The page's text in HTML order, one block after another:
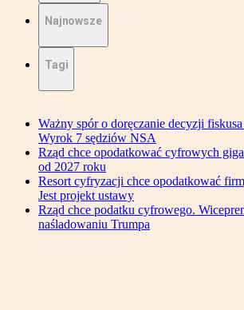
Najnowsze
Tagi
Ważny spór o doręczanie decyzji
Wyrok 7 sędziów NSA
Rząd chce opodatkować cyfrowych
od 2027 roku
Resort cyfryzacji chce opodatkować
Jest projekt ustawy
Rząd chce podatku cyfrowego.
naśladowaniu Trumpa